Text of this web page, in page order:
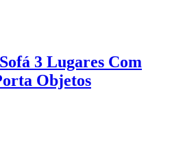
3 Lugares Com
Objetos